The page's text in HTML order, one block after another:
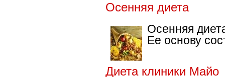
Осенняя диета
Осенняя
Ее основу
Диета клиники Майо